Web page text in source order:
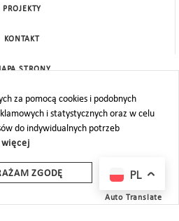
za pomocą cookies i podobnych
i statystycznych oraz w celu
do indywidualnych potrzeb
ZGODĘ
PROJEKTY
KONTAKT
STRONY
PL
Auto Translate